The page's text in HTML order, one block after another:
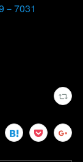
7031